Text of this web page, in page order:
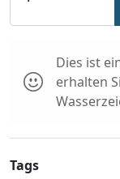
Dies ist
erhalten
Tags